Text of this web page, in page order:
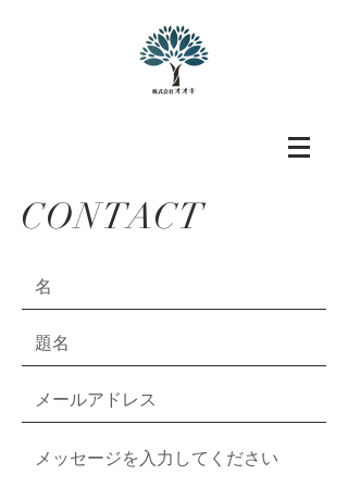
CONTACT